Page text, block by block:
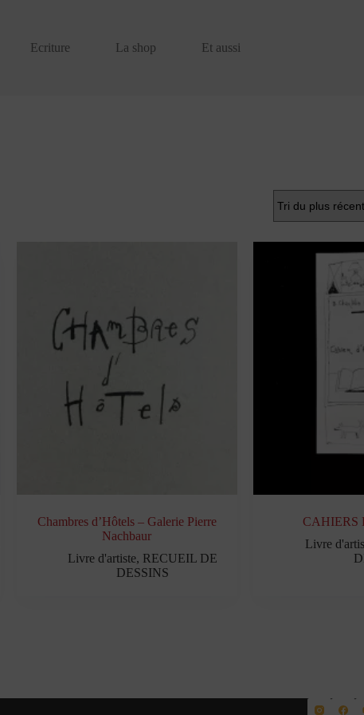
Ecriture La shop Et aussi
Chambres d’Hôtels – Galerie Pierre
Nachbaur
Livre d'artiste, RECUEIL DE
DESSINS
CAHIERS
Livre